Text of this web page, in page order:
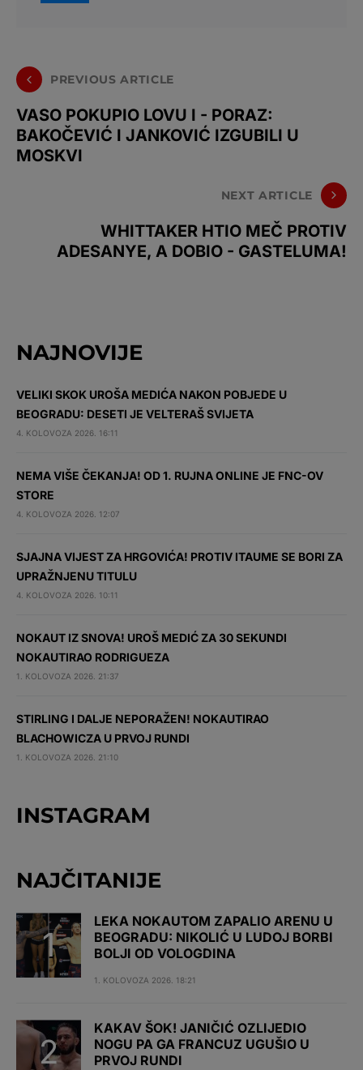
PREVIOUS ARTICLE
VASO POKUPIO LOVU I - PORAZ:
BAKOČEVIĆ I JANKOVIĆ IZGUBILI U
MOSKVI
NEXT ARTICLE
WHITTAKER HTIO MEČ PROTIV
ADESANYE, A DOBIO - GASTELUMA!
NAJNOVIJE
VELIKI SKOK UROŠA MEDIĆA NAKON POBJEDE U
BEOGRADU: DESETI JE VELTERAŠ SVIJETA
4. KOLOVOZA 2026. 16:11
NEMA VIŠE ČEKANJA! OD 1. RUJNA ONLINE JE FNC-OV
STORE
4. KOLOVOZA 2026. 12:07
SJAJNA VIJEST ZA HRGOVIĆA! PROTIV ITAUME SE BORI ZA
UPRAŽNJENU TITULU
4. KOLOVOZA 2026. 10:11
NOKAUT IZ SNOVA! UROŠ MEDIĆ ZA 30 SEKUNDI
NOKAUTIRAO RODRIGUEZA
1. KOLOVOZA 2026. 21:37
STIRLING I DALJE NEPORAŽEN! NOKAUTIRAO
BLACHOWICZA U PRVOJ RUNDI
1. KOLOVOZA 2026. 21:10
INSTAGRAM
NAJČITANIJE
LEKA NOKAUTOM ZAPALIO ARENU U
BEOGRADU: NIKOLIĆ U LUDOJ BORBI
BOLJI OD VOLOGDINA
1. KOLOVOZA 2026. 18:21
KAKAV ŠOK! JANIČIĆ OZLIJEDIO
NOGU PA GA FRANCUZ UGUŠIO U
PRVOJ RUNDI